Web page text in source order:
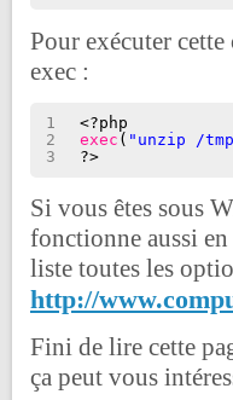
Pour exécuter
exec :
1
2
3
<?php
exec ( "unzip /
?>
Si vous êtes sous
fonctionne aussi
liste toutes les
http://
Fini de lire cette
ça peut vous